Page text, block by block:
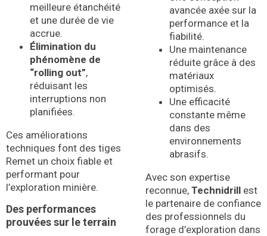
meilleure étanchéité
et une durée de vie
accrue.
Élimination du
phénomène de
“rolling out”,
réduisant les
interruptions non
planifiées.
Ces améliorations
techniques font des tiges
Remet un choix fiable et
performant pour
l’exploration minière.
Des performances
prouvées sur le terrain
avancée axée sur la
performance et la
fiabilité.
Une maintenance
réduite grâce à des
matériaux
optimisés.
Une efficacité
constante même
dans des
environnements
abrasifs.
Avec son expertise
reconnue, Technidrill est
le partenaire de confiance
des professionnels du
forage d’exploration dans